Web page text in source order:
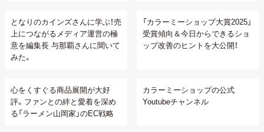
となりのカインズさんに学ぶ！売
上につながるメディア運営の極
意を編集長 与那覇さんに聞いて
みた。
「カラーミーショップ大賞2025」
受賞傾向＆今日からできるショ
ップ改善のヒントを大公開！
心をくすぐる商品展開が大好
評。ファンとの絆と愛着を深め
る「ラーメン山岡家」のEC戦略
カラーミーショップの公式
Youtubeチャンネル